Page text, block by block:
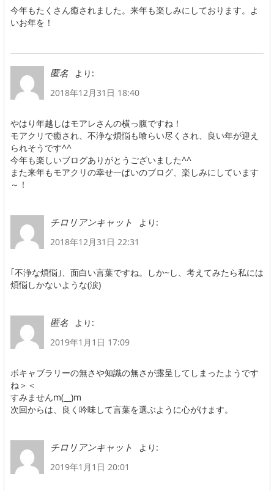
今年もたくさん癒されました。来年も楽しみにしております。よ
いお年を！
匿名
より:
2018年12月31日 18:40
やはり年越しはモアレさんの横っ腹ですね！
モアクリで癒され、不浄な煩悩も喰らい尽くされ、良い年が迎え
られそうです^^
今年も楽しいブログありがとうございました^^
また来年もモアクリの幸せ一ぱいのブログ、楽しみにしています
～！
チロリアンキャット
より:
2018年12月31日 22:31
｢不浄な煩悩｣、面白い言葉ですね。しか~し、考えてみたら私には
煩悩しかないような(涙)
匿名
より:
2019年1月1日 17:09
ボキャブラリーの無さや知識の無さが露呈してしまったようです
ね＞＜
すみませんm(__)m
次回からは、良く吟味して言葉を選ぶように心がけます。
チロリアンキャット
より:
2019年1月1日 20:01